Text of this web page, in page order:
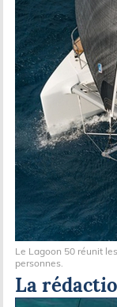
Le Lagoon 50 réunit
personnes.
La